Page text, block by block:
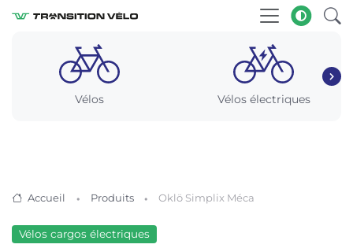
Vélos Vélos électriques
Accueil Produits Oklö Simplix Méca
Vélos cargos électriques